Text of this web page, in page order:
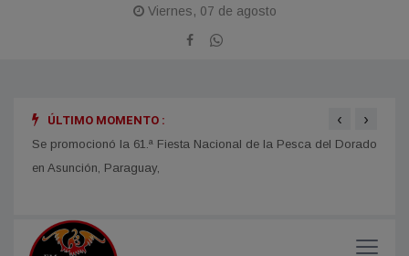
Viernes, 07 de agosto
ÚLTIMO MOMENTO :
Se promocionó la 61.ª Fiesta Nacional de la Pesca del Dorado
en Asunción, Paraguay,
‹ ›